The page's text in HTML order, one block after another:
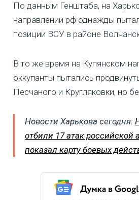
По данным Генштаба, на
направлении рф однажды
позиции ВСУ в районе
В то же время на Купянском
оккупанты пытались
Песчаного и Кругляковки, но
Новости Харькова сегодня:
отбили 17 атак российской
показал карту боевых